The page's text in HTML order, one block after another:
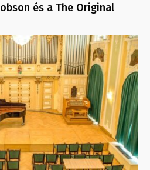
és a The Original